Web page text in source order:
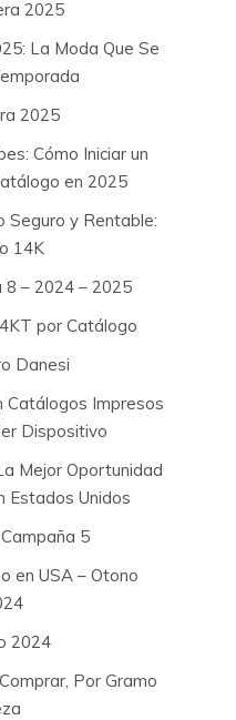
2025
La Moda Que Se
2025
Cómo Iniciar un
en 2025
Seguro y Rentable:
14K
8 – 2024 – 2025
por Catálogo
Danesi
Catálogos Impresos
Dispositivo
Mejor Oportunidad
Estados Unidos
5
en USA – Otono
2024
Por Gramo